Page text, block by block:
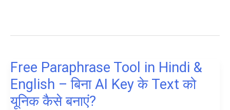
Free Paraphrase Tool in Hindi &
English – बिना AI Key के Text को
यूनिक कैसे बनाएं?